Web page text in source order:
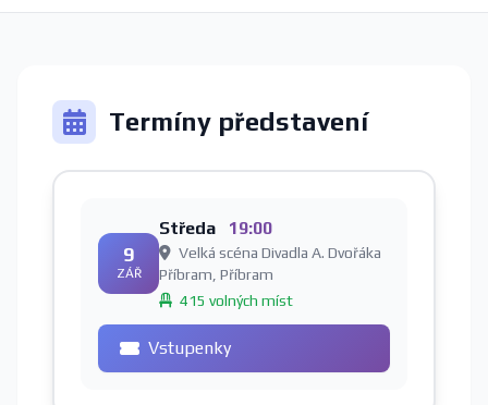
Termíny představení
9
ZÁŘ
Středa 19:00
Velká scéna Divadla A. Dvořáka
Příbram, Příbram
415 volných míst
Vstupenky